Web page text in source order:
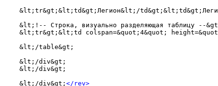
&lt;tr&gt;&lt;td&gt;Легион&lt;/
&lt;!-- Строка, визуально разделяющая таблицу --
&lt;tr&gt;&lt;td colspan=&quot;4&quot;
    &lt;/table&gt;
    &lt;/div&gt;
    &lt;/div&gt;
    &lt;/div&gt;
</rev>